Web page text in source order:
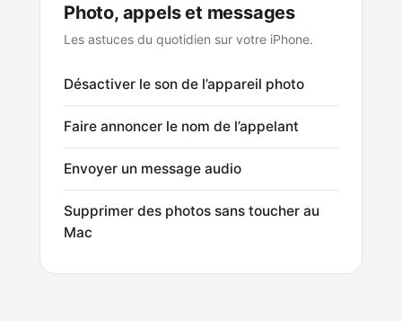
Photo, appels et messages
Les astuces du quotidien sur votre iPhone.
Désactiver le son de l’appareil photo
Faire annoncer le nom de l’appelant
Envoyer un message audio
Supprimer des photos sans toucher au
Mac